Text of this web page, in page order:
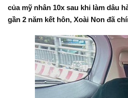
của mỹ nhân 10x sau khi làm dâu
gần 2 năm kết hôn, Xoài Non đã